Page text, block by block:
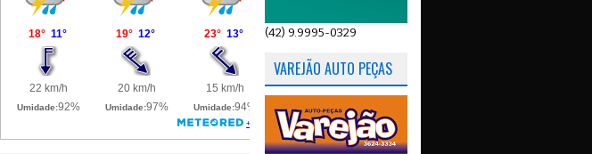
(42) 9.9995-0329
VAREJÃO AUTO PEÇAS